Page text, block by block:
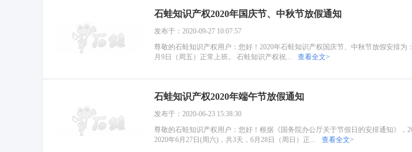
石蛙知识产权2020年国庆节、中秋节放假通知
发布于：2020-09-27 10:07:57
尊敬的石蛙知识产权用户：您好！2020年石蛙知识产权国庆节、中秋节放假安排为
月9日（周五）正常上班。 石蛙知识产权祝...
查看全文>
石蛙知识产权2020年端午节放假通知
发布于：2020-06-23 15:38:30
尊敬的石蛙知识产权用户：您好！根据《国务院办公厅关于节假日的安排通知》
2020年6月27日(周六)，共3天，6月28日（周日）正...
查看全文>